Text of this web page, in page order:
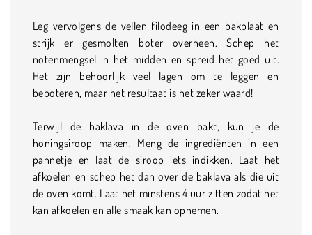
Leg vervolgens de vellen filodeeg in een bakplaat en
strijk er gesmolten boter overheen. Schep het
notenmengsel in het midden en spreid het goed uit.
Het zijn behoorlijk veel lagen om te leggen en
beboteren, maar het resultaat is het zeker waard!
Terwijl de baklava in de oven bakt, kun je de
honingsiroop maken. Meng de ingrediënten in een
pannetje en laat de siroop iets indikken. Laat het
afkoelen en schep het dan over de baklava als die uit
de oven komt. Laat het minstens 4 uur zitten zodat het
kan afkoelen en alle smaak kan opnemen.